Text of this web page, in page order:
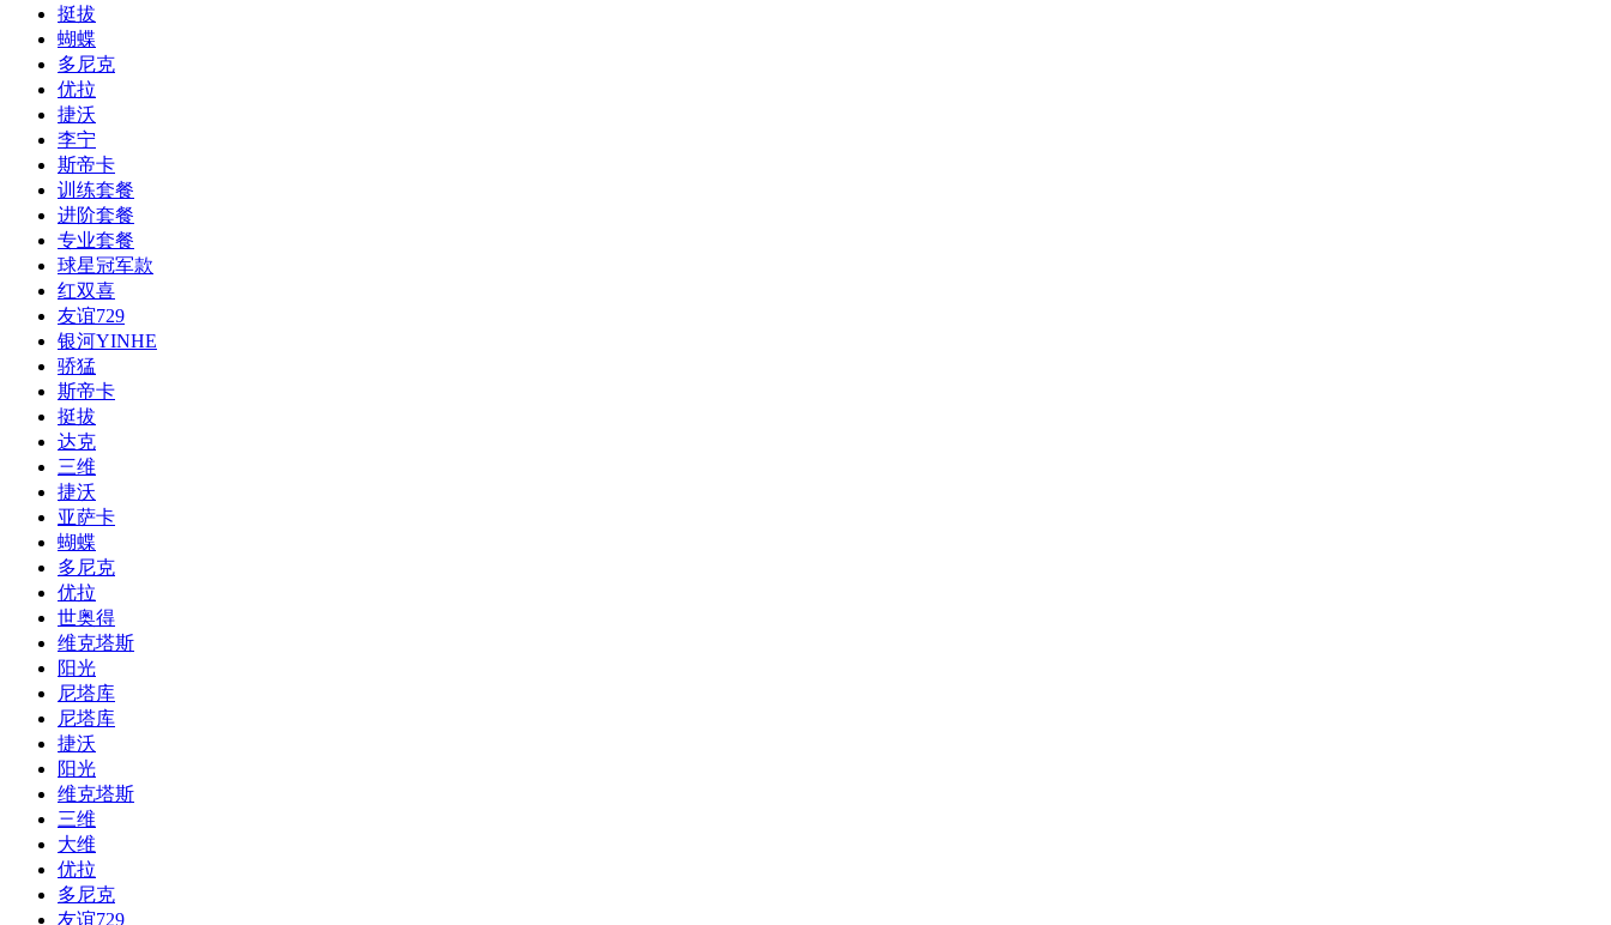
挺拔
蝴蝶
多尼克
优拉
捷沃
李宁
斯帝卡
训练套餐
进阶套餐
专业套餐
球星冠军款
红双喜
友谊729
银河YINHE
骄猛
斯帝卡
挺拔
达克
三维
捷沃
亚萨卡
蝴蝶
多尼克
优拉
世奥得
维克塔斯
阳光
尼塔库
尼塔库
捷沃
阳光
维克塔斯
三维
大维
优拉
多尼克
友谊729